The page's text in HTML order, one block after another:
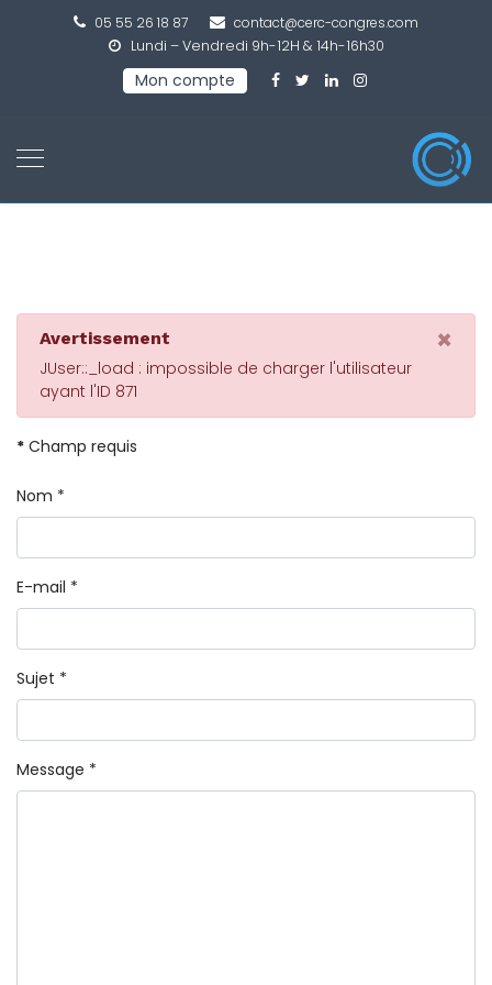
05 55 26 18 87
contact@cerc-congres.com
Lundi – Vendredi 9h-12H & 14h-16h30
Mon compte
×
Avertissement
JUser::_load : impossible de charger l'utilisateur
ayant l'ID 871
* Champ requis
Nom *
E-mail *
Sujet *
Message *